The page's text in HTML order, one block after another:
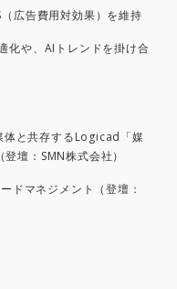
広告費用対効果）を維持
化や、AIトレンドを掛け合
体と共存するLogicad「媒
壇：SMN株式会社）
ドマネジメント（登壇：